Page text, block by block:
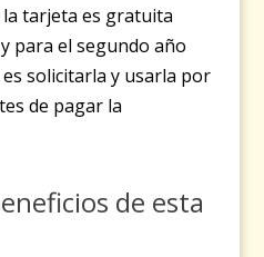
tarjeta es gratuita
para el segundo año
solicitarla y usarla por
de pagar la
de esta